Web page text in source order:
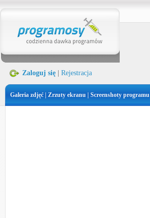
Zaloguj się Rejestracja
Galeria zdjęć | Zrzuty ekranu | Screenshoty programu